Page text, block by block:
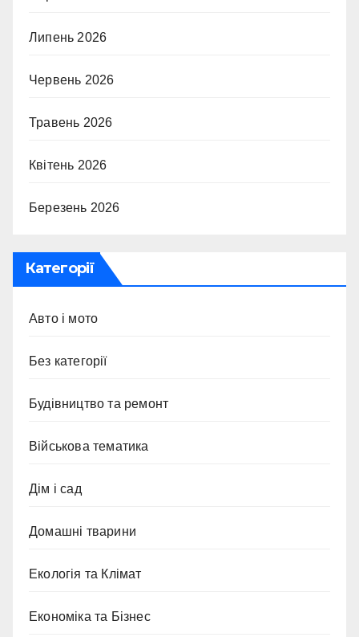
Липень 2026
Червень 2026
Травень 2026
Квітень 2026
Березень 2026
Категорії
Авто і мото
Без категорії
Будівництво та ремонт
Військова тематика
Дім і сад
Домашні тварини
Екологія та Клімат
Економіка та Бізнес